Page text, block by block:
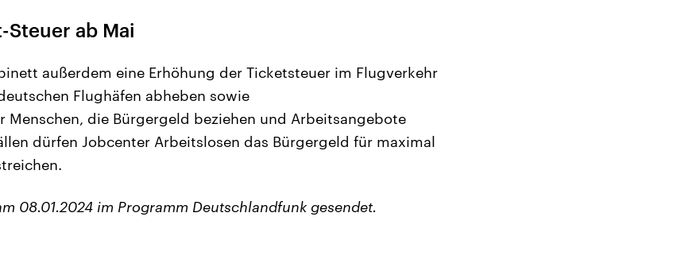
ab Mai
außerdem eine Erhöhung der Ticketsteuer im Flugverkehr
Flughäfen abheben sowie
Menschen, die Bürgergeld beziehen und Arbeitsangebote
dürfen Jobcenter Arbeitslosen das Bürgergeld für maximal
08.01.2024 im Programm Deutschlandfunk gesendet.